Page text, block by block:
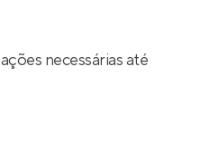
necessárias até